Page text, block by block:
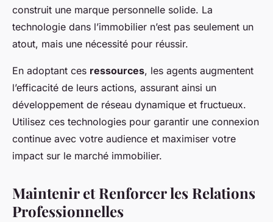
construit une marque personnelle solide. La
technologie dans l’immobilier n’est pas seulement un
atout, mais une nécessité pour réussir.
En adoptant ces ressources, les agents augmentent
l’efficacité de leurs actions, assurant ainsi un
développement de réseau dynamique et fructueux.
Utilisez ces technologies pour garantir une connexion
continue avec votre audience et maximiser votre
impact sur le marché immobilier.
Maintenir et Renforcer les Relations
Professionnelles